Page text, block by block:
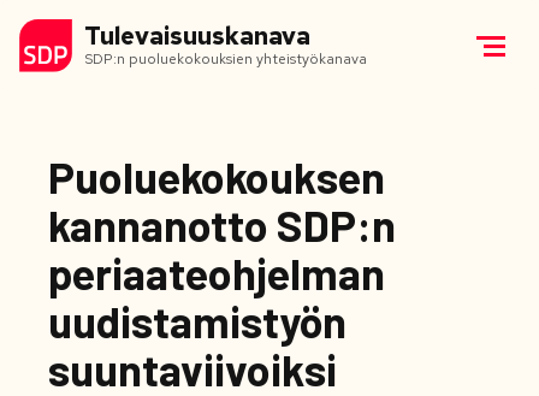
Tulevaisuuskanava
SDP:n puoluekokouksien yhteistyökanava
Puoluekokouksen
kannanotto SDP:n
periaateohjelman
uudistamistyön
suuntaviivoiksi